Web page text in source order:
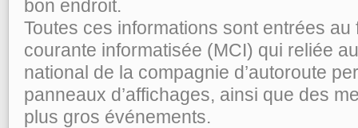
bon endroit.
Toutes ces informations sont entrées au
courante informatisée (MCI) qui reliée
national de la compagnie d’autoroute
panneaux d’affichages, ainsi que des
plus gros événements.